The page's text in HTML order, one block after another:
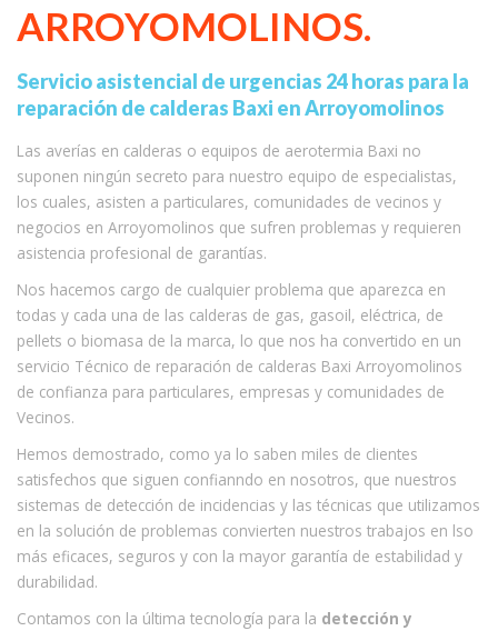
ARROYOMOLINOS.
Servicio asistencial de urgencias 24 horas para la
reparación de calderas Baxi en Arroyomolinos
Las averías en calderas o equipos de aerotermia Baxi no
suponen ningún secreto para nuestro equipo de especialistas,
los cuales, asisten a particulares, comunidades de vecinos y
negocios en Arroyomolinos que sufren problemas y requieren
asistencia profesional de garantías.
Nos hacemos cargo de cualquier problema que aparezca en
todas y cada una de las calderas de gas, gasoil, eléctrica, de
pellets o biomasa de la marca, lo que nos ha convertido en un
servicio Técnico de reparación de calderas Baxi Arroyomolinos
de confianza para particulares, empresas y comunidades de
Vecinos.
Hemos demostrado, como ya lo saben miles de clientes
satisfechos que siguen confianndo en nosotros, que nuestros
sistemas de detección de incidencias y las técnicas que utilizamos
en la solución de problemas convierten nuestros trabajos en lso
más eficaces, seguros y con la mayor garantía de estabilidad y
durabilidad.
Contamos con la última tecnología para la detección y